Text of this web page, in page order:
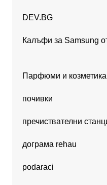
DEV.BG
Калъфи за Samsung
Парфюми и
почивки
пречиствателни
дограма rehau
podaraci